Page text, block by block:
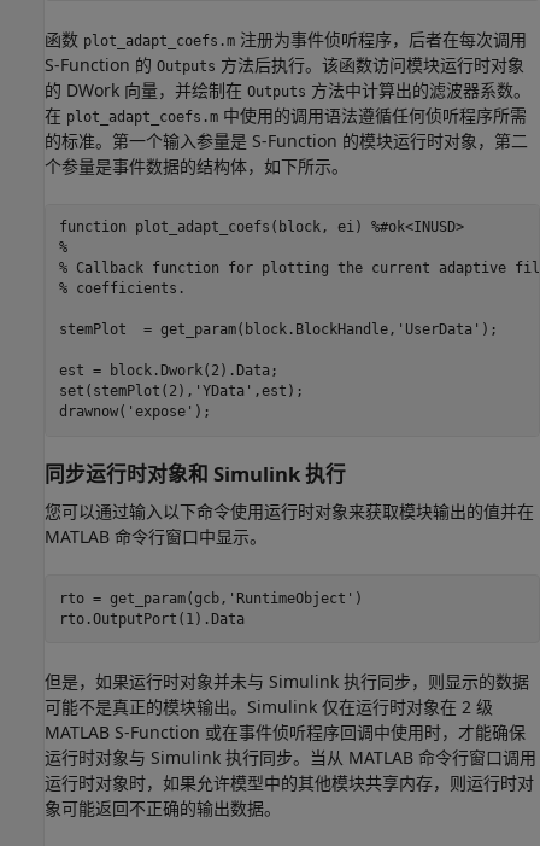
函数 plot_adapt_coefs.m 注册为事件侦听程序，后者在每次调用
S-Function 的 Outputs 方法后执行。该函数访问模块运行时对象
的 DWork 向量，并绘制在 Outputs 方法中计算出的滤波器系数。
在 plot_adapt_coefs.m 中使用的调用语法遵循任何侦听程序所需
的标准。第一个输入参量是 S-Function 的模块运行时对象，第二
个参量是事件数据的结构体，如下所示。
function plot_adapt_coefs(block, ei) %#ok<INUSD>
%
% Callback function for plotting the current adaptive
% coefficients.
stemPlot  = get_param(block.BlockHandle, 'UserData' );
est = block.Dwork(2).Data;
set(stemPlot(2), 'YData' ,est);
drawnow( 'expose' );
同步运行时对象和 Simulink执行
您可以通过输入以下命令使用运行时对象来获取模块输出的值并在
MATLAB 命令行窗口中显示。
rto = get_param(gcb,'RuntimeObject')
但是，如果运行时对象并未与 Simulink 执行同步，则显示的数据
可能不是真正的模块输出。Simulink 仅在运行时对象在 2 级
MATLAB S-Function 或在事件侦听程序回调中使用时，才能确保
运行时对象与 Simulink 执行同步。当从 MATLAB 命令行窗口调用
运行时对象时，如果允许模型中的其他模块共享内存，则运行时对
象可能返回不正确的输出数据。